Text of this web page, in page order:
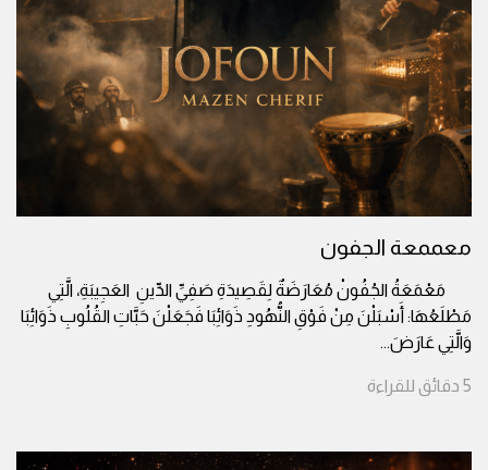
معممعة الجفون
مَعْمَعَةُ الجُفُونْ مُعَارَضَةٌ لِقَصِيدَةِ صَفِيِّ الدِّينِ العَجِيبَةِ، الَّتِي
مَطْلَعُهَا: أَسْبَلْنَ مِنْ فَوْقِ النُّهُودِ ذَوَائِبَا فَجَعَلْنَ حَبَّاتِ القُلُوبِ ذَوَائِبَا
وَالَّتِي عَارَضَ...
5 دقائق للقراءة